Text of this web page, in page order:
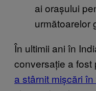
ai orașului
următoarelor
În ultimii ani în
conversație a fost
a stârnit mișcări